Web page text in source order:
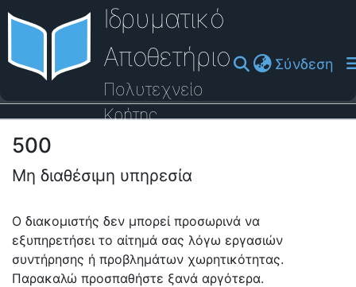
Ιδρυματικό
Αποθετήριο
Πολυτεχνείο
Κρήτης
Σύνδεση
Οδηγός Βοήθειας
500
Μη διαθέσιμη υπηρεσία
Ο διακομιστής δεν μπορεί προσωρινά να
εξυπηρετήσει το αίτημά σας λόγω εργασιών
συντήρησης ή προβλημάτων χωρητικότητας.
Παρακαλώ προσπαθήστε ξανά αργότερα.